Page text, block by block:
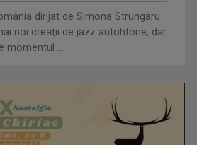
Familiei”! Au început înscrierile
dirijat de Simona Strungaru
noi creaţii de jazz autohtone, dar
momentul ...